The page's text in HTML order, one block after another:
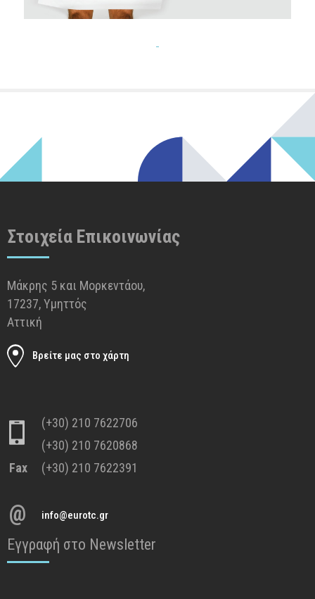
Στοιχεία Επικοινωνίας
Μάκρης 5 και Μορκεντάου,
17237, Υμηττός
Αττική
Βρείτε μας στο χάρτη
(+30) 210 7622706
(+30) 210 7620868
Fax
(+30) 210 7622391
@ info@eurotc.gr
Εγγραφή στο Newsletter